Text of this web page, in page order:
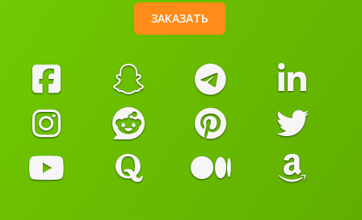
ЗАКАЗАТЬ